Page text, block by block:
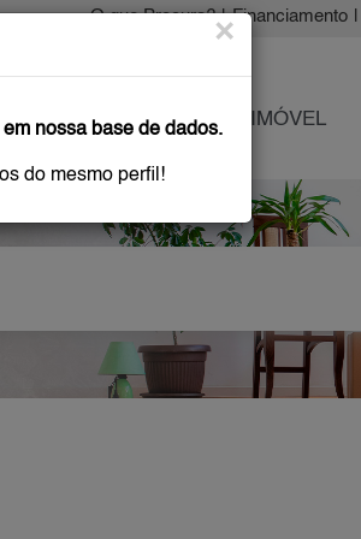
O que Procura? | Financiamento
OFEREÇA SEU IMÓVEL
×
nossa base de dados.
do mesmo perfil!